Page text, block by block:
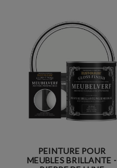
PEINTURE POUR
MEUBLES BRILLANTE -